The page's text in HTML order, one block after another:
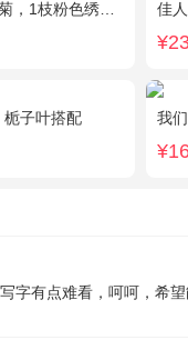
，粉色满天星，绿叶搭配 佳人
子叶搭配 我
字有点难看，呵呵，希望